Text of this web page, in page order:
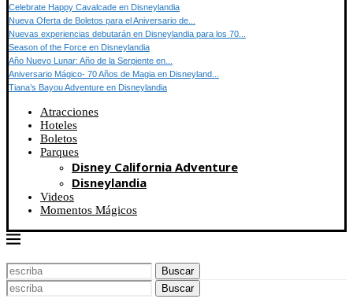
Celebrate Happy Cavalcade en Disneylandia
Nueva Oferta de Boletos para el Aniversario de...
Nuevas experiencias debutarán en Disneylandia para los 70...
Season of the Force en Disneylandia
Año Nuevo Lunar: Año de la Serpiente en...
Aniversario Mágico- 70 Años de Magia en Disneyland...
Tiana’s Bayou Adventure en Disneylandia
Atracciones
Hoteles
Boletos
Parques
Disney California Adventure
Disneylandia
Videos
Momentos Mágicos
Buscar
Buscar